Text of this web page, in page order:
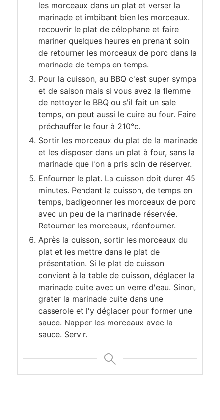
les morceaux dans un plat et verser la
marinade et imbibant bien les morceaux.
recouvrir le plat de célophane et faire
mariner quelques heures en prenant soin
de retourner les morceaux de porc dans la
marinade de temps en temps.
Pour la cuisson, au BBQ c'est super sympa
et de saison mais si vous avez la flemme
de nettoyer le BBQ ou s'il fait un sale
temps, on peut aussi le cuire au four. Faire
préchauffer le four à 210°c.
Sortir les morceaux du plat de la marinade
et les disposer dans un plat à four, sans la
marinade que l'on a pris soin de réserver.
Enfourner le plat. La cuisson doit durer 45
minutes. Pendant la cuisson, de temps en
temps, badigeonner les morceaux de porc
avec un peu de la marinade réservée.
Retourner les morceaux, réenfourner.
Après la cuisson, sortir les morceaux du
plat et les mettre dans le plat de
présentation. Si le plat de cuisson
convient à la table de cuisson, déglacer la
marinade cuite avec un verre d'eau. Sinon,
grater la marinade cuite dans une
casserole et l'y déglacer pour former une
sauce. Napper les morceaux avec la
sauce. Servir.